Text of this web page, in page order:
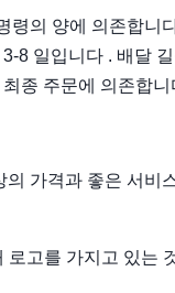
령의 양에 의존합
8 일입니다 . 배달
종 주문에 의존합니
의 가격과 좋은 서비
로고를 가지고 있는